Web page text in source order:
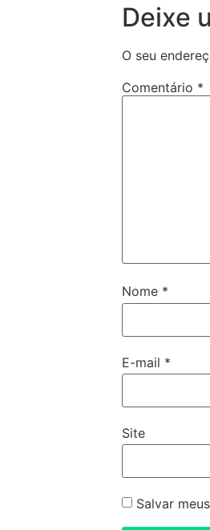
Deixe
O seu
Comentário *
Nome *
E-mail *
Site
Salvar